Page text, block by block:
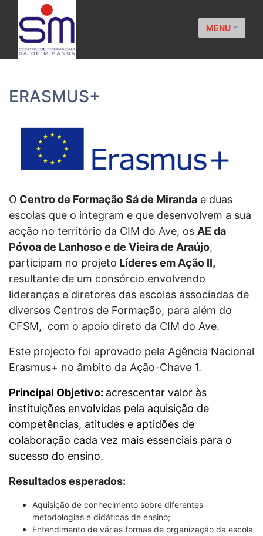
MENU
ERASMUS+
O Centro de Formação Sá de Miranda e duas
escolas que o integram e que desenvolvem a sua
acção no território da CIM do Ave, os AE da
Póvoa de Lanhoso e de Vieira de Araújo,
participam no projeto Líderes em Ação II,
resultante de um consórcio envolvendo
lideranças e diretores das escolas associadas de
diversos Centros de Formação, para além do
CFSM, com o apoio direto da CIM do Ave.
Este projecto foi aprovado pela Agência Nacional
Erasmus+ no âmbito da Ação-Chave 1.
Principal Objetivo: acrescentar valor às
instituições envolvidas pela aquisição de
competências, atitudes e aptidões de
colaboração cada vez mais essenciais para o
sucesso do ensino.
Resultados esperados:
Aquisição de conhecimento sobre diferentes
metodologias e didáticas de ensino;
Entendimento de várias formas de organização da escola